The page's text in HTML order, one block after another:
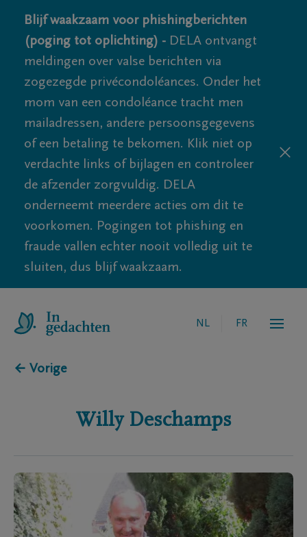
Blijf waakzaam voor phishingberichten
(poging tot oplichting) - DELA ontvangt
meldingen over valse berichten via
zogezegde privécondoléances. Onder het
mom van een condoléance tracht men
mailadressen, andere persoonsgegevens
of een betaling te bekomen. Klik niet op
verdachte links of bijlagen en controleer
de afzender zorgvuldig. DELA
onderneemt meerdere acties om dit te
voorkomen. Pogingen tot phishing en
fraude vallen echter nooit volledig uit te
sluiten, dus blijf waakzaam.
NL FR
← Vorige
Willy Deschamps